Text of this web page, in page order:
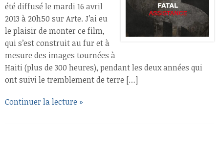
été diffusé le mardi 16 avril
2013 à 20h50 sur Arte. J’ai eu
le plaisir de monter ce film,
qui s’est construit au fur et à
mesure des images tournées à
Haiti (plus de 300 heures), pendant les deux années qui
ont suivi le tremblement de terre […]
Continuer la lecture »